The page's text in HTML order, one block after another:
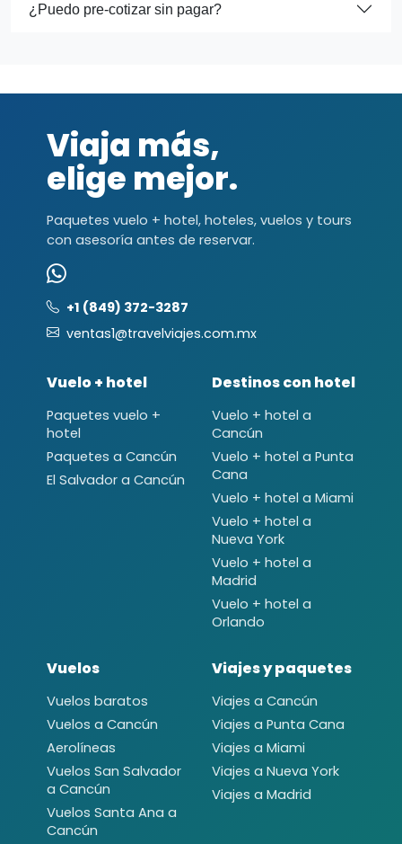
¿Puedo pre-cotizar sin pagar?
Viaja más,
elige mejor.
Paquetes vuelo + hotel, hoteles, vuelos y tours
con asesoría antes de reservar.
+1 (849) 372-3287
ventas1@travelviajes.com.mx
Vuelo + hotel
Paquetes vuelo +
hotel
Paquetes a Cancún
El Salvador a Cancún
Destinos con hotel
Vuelo + hotel a
Cancún
Vuelo + hotel a Punta
Cana
Vuelo + hotel a Miami
Vuelo + hotel a
Nueva York
Vuelo + hotel a
Madrid
Vuelo + hotel a
Orlando
Vuelos
Vuelos baratos
Vuelos a Cancún
Aerolíneas
Vuelos San Salvador
a Cancún
Vuelos Santa Ana a
Cancún
Viajes y paquetes
Viajes a Cancún
Viajes a Punta Cana
Viajes a Miami
Viajes a Nueva York
Viajes a Madrid